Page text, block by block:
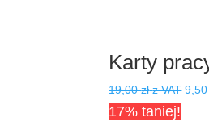
Karty
Pierwotna
cena
19,00złAktualna
cena
z VAT
17% taniej!